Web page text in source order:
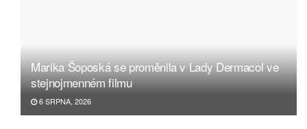
Marika Šoposká se proměnila v Lady Dermacol ve
stejnojmenném filmu
6 SRPNA, 2026